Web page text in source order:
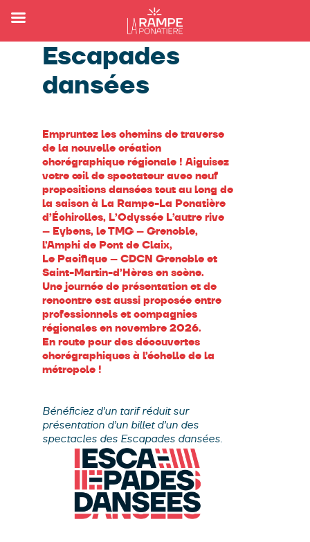
Escapades
dansées
Empruntez les chemins de traverse
de la nouvelle création
chorégraphique régionale ! Aiguisez
votre œil de spectateur avec neuf
propositions dansées tout au long de
la saison à La Rampe-La Ponatière
d’Échirolles, L’Odyssée L’autre rive
– Eybens, le TMG – Grenoble,
l’Amphi de Pont de Claix,
Le Pacifique – CDCN Grenoble et
Saint-Martin-d’Hères en scène.
Une journée de présentation et de
rencontre est aussi proposée entre
professionnels et compagnies
régionales en novembre 2026.
En route pour des découvertes
chorégraphiques à l’échelle de la
métropole !
Bénéficiez d’un tarif réduit sur
présentation d’un billet d’un des
spectacles des Escapades dansées.